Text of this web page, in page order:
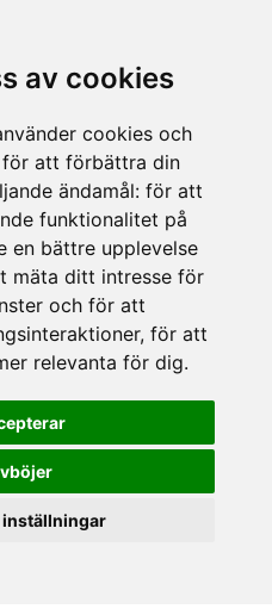
av cookies
cookies och
för att förbättra din
ändamål: för att
funktionalitet på
en bättre upplevelse
mäta ditt intresse för
och för att
, för att
relevanta för dig.
inställningar